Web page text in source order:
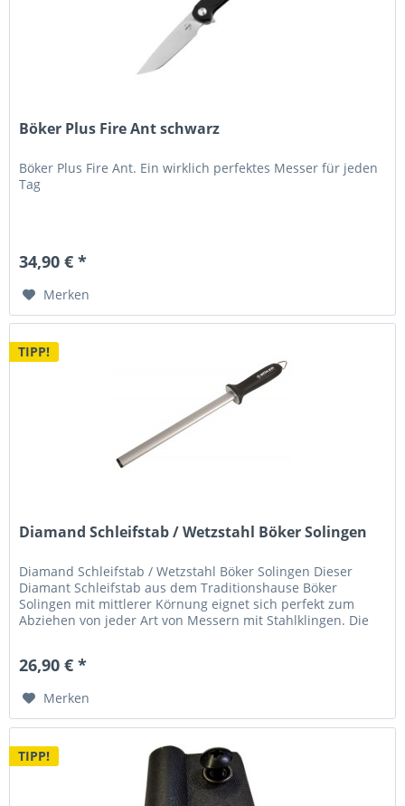
Böker Plus Fire Ant schwarz
Böker Plus Fire Ant. Ein wirklich perfektes Messer für jeden
Tag
34,90 € *
Merken
TIPP!
Diamand Schleifstab / Wetzstahl Böker Solingen
Diamand Schleifstab / Wetzstahl Böker Solingen Dieser
Diamant Schleifstab aus dem Traditionshause Böker
Solingen mit mittlerer Körnung eignet sich perfekt zum
Abziehen von jeder Art von Messern mit Stahlklingen. Die
26,90 € *
Merken
TIPP!